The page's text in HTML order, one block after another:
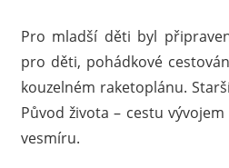
Pro mladší děti byl
pro děti, pohádkové
kouzelném raketoplánu.
Původ života – cestu
vesmíru.